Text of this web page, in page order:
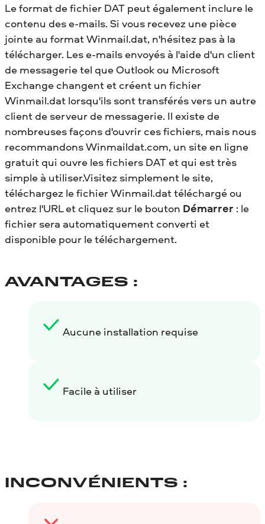
Le format de fichier DAT peut également inclure le
contenu des e-mails. Si vous recevez une pièce
jointe au format Winmail.dat, n'hésitez pas à la
télécharger. Les e-mails envoyés à l'aide d'un client
de messagerie tel que Outlook ou Microsoft
Exchange changent et créent un fichier
Winmail.dat lorsqu'ils sont transférés vers un autre
client de serveur de messagerie. Il existe de
nombreuses façons d'ouvrir ces fichiers, mais nous
recommandons Winmaildat.com, un site en ligne
gratuit qui ouvre les fichiers DAT et qui est très
simple à utiliser.Visitez simplement le site,
téléchargez le fichier Winmail.dat téléchargé ou
entrez l'URL et cliquez sur le bouton Démarrer : le
fichier sera automatiquement converti et
disponible pour le téléchargement.
AVANTAGES :
Aucune installation requise
Facile à utiliser
INCONVÉNIENTS :